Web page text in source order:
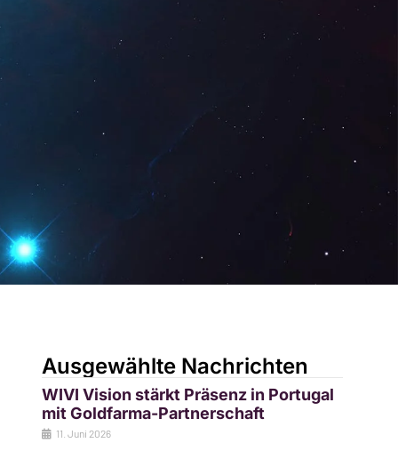
Ausgewählte Nachrichten
WIVI Vision stärkt Präsenz in Portugal
mit Goldfarma-Partnerschaft
11. Juni 2026